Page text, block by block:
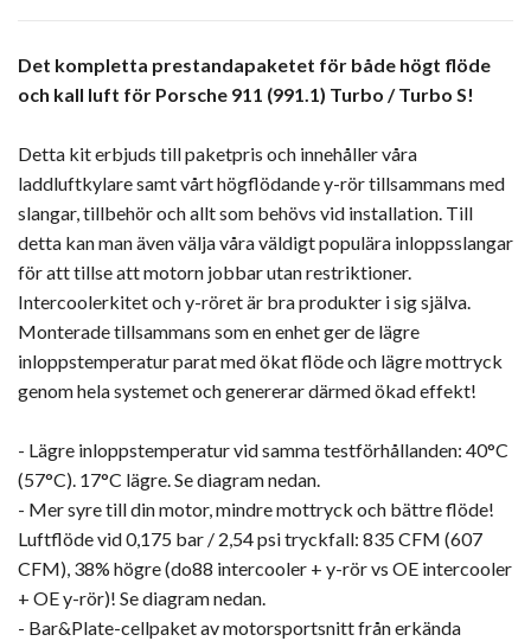
Det kompletta prestandapaketet för både högt flöde
och kall luft för Porsche 911 (991.1) Turbo / Turbo S!
Detta kit erbjuds till paketpris och innehåller våra
laddluftkylare samt vårt högflödande y-rör tillsammans med
slangar, tillbehör och allt som behövs vid installation. Till
detta kan man även välja våra väldigt populära inloppsslangar
för att tillse att motorn jobbar utan restriktioner.
Intercoolerkitet och y-röret är bra produkter i sig själva.
Monterade tillsammans som en enhet ger de lägre
inloppstemperatur parat med ökat flöde och lägre mottryck
genom hela systemet och genererar därmed ökad effekt!
- Lägre inloppstemperatur vid samma testförhållanden: 40°C
(57°C). 17°C lägre. Se diagram nedan.
- Mer syre till din motor, mindre mottryck och bättre flöde!
Luftflöde vid 0,175 bar / 2,54 psi tryckfall: 835 CFM (607
CFM), 38% högre (do88 intercooler + y-rör vs OE intercooler
+ OE y-rör)! Se diagram nedan.
- Bar&Plate-cellpaket av motorsportsnitt från erkända